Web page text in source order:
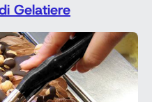
Gelatiere